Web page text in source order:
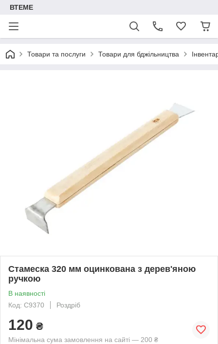
ВТЕМЕ
Товари та послуги Товари для бджільництва
Стамеска 320 мм оцинкована з дерев'яною
ручкою
В наявності
Код: C9370
Роздріб
120 ₴
Мінімальна сума замовлення на сайті — 200 ₴